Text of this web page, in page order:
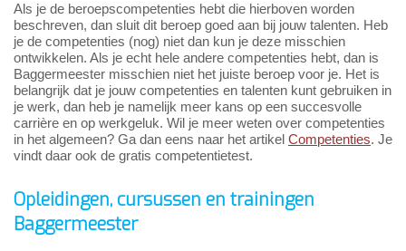
Als je de beroepscompetenties hebt die hierboven worden
beschreven, dan sluit dit beroep goed aan bij jouw talenten. Heb
je de competenties (nog) niet dan kun je deze misschien
ontwikkelen. Als je echt hele andere competenties hebt, dan is
Baggermeester misschien niet het juiste beroep voor je. Het is
belangrijk dat je jouw competenties en talenten kunt gebruiken in
je werk, dan heb je namelijk meer kans op een succesvolle
carrière en op werkgeluk. Wil je meer weten over competenties
in het algemeen? Ga dan eens naar het artikel Competenties. Je
vindt daar ook de gratis competentietest.
Opleidingen, cursussen en trainingen
Baggermeester